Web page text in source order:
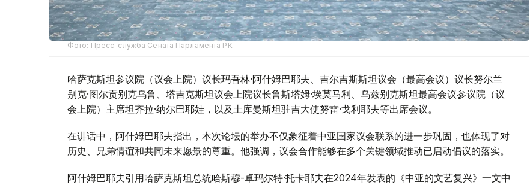
Фото: Пресс-служба Сената Парламента РК
哈萨克斯坦参议院（议会上院）议长玛吾林·阿什姆巴耶夫、吉尔吉斯斯坦议会（最高会议）议长努尔兰
别克·图尔贡别克乌鲁、塔吉克斯坦议会上院议长鲁斯塔姆·埃莫马利、乌兹别克斯坦最高会议参议院（议
会上院）主席坦齐拉·纳尔巴耶娃，以及土库曼斯坦驻吉大使努雷·戈利耶夫等出席会议。
在讲话中，阿什姆巴耶夫指出，本次论坛的举办不仅象征着中亚国家议会联系的进一步巩固，也体现了对
历史、兄弟情谊和共同未来愿景的尊重。他强调，议会合作能够在多个关键领域推动已启动倡议的落实。
阿什姆巴耶夫引用哈萨克斯坦总统哈斯穆-卓玛尔特·托卡耶夫在2024年发表的《中亚的文艺复兴》一文中